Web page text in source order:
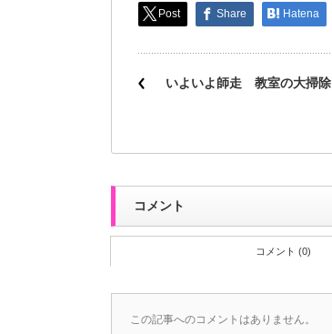
Post Share Hatena
いよいよ師走 教室の大掃除
コメント
コメント (0)
この記事へのコメントはありません。